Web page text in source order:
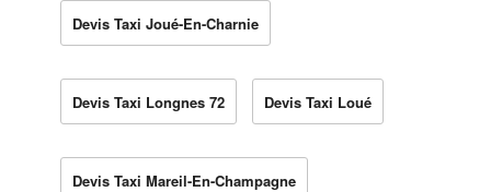
Devis Taxi Joué-En-Charnie
Devis Taxi Longnes 72 Devis Taxi Loué
Devis Taxi Mareil-En-Champagne